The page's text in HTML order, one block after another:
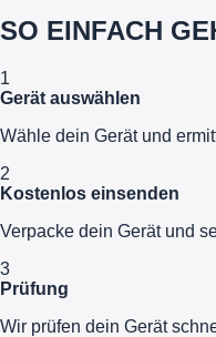
SO EINFACH
1
Gerät auswählen
Wähle dein Gerät und
2
Kostenlos einsenden
Verpacke dein Gerät und
3
Prüfung
Wir prüfen dein Gerät